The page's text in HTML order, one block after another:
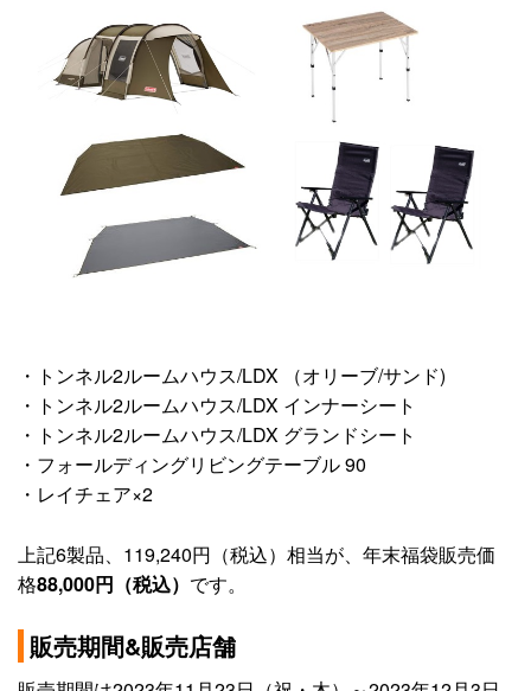
・トンネル2ルームハウス/LDX （オリーブ/サンド)
・トンネル2ルームハウス/LDX インナーシート
・トンネル2ルームハウス/LDX グランドシート
・フォールディングリビングテーブル 90
・レイチェア×2
上記6製品、119,240円（税込）相当が、年末福袋販売価
格88,000円（税込） です。
販売期間&販売店舗